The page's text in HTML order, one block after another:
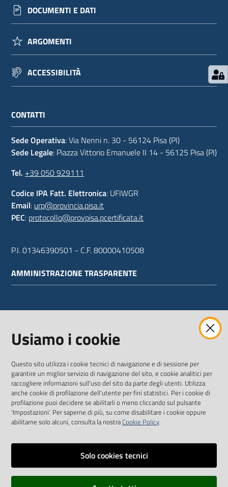
DOCUMENTI E DATI
ARGOMENTI
ACCESSIBILITÀ
CONTATTI
Sede Operativa: Via Nenni n. 30 - 56124 Pisa (PI)
Sede Legale: Piazza Vittorio Emanuele II 14 - 56125 Pisa (PI)
Tel. +39 050 929111
Codice IPA Fatt. Elettronica: UFIWGR
Email: urp@provincia.pisa.it
PEC: protocollo@provpisa.pcertificata.it
P.I. 01346390501 - C.F. 80000410508
AMMINISTRAZIONE TRASPARENTE
SEGUICI SU
TwitterFacebookYoutube
Vai alla pagina
Dichiarazione di accessibilità
Usiamo i cookie
Questo sito utilizza i cookie tecnici di navigazione e di sessione per
garantire un miglior servizio di navigazione del sito, e cookie analitici per
raccogliere informazioni sull'uso del sito da parte degli utenti. Utilizza
anche cookie di profilazione dell'utente per fini statistici. Per i cookie di
profilazione puoi decidere se abilitarli o meno cliccando sul pulsante
'Impostazioni'. Per saperne di più, su come disabilitare i cookie oppure
abilitarne solo alcuni, consulta la nostraCookie Policy.
Solo cookies tecnici